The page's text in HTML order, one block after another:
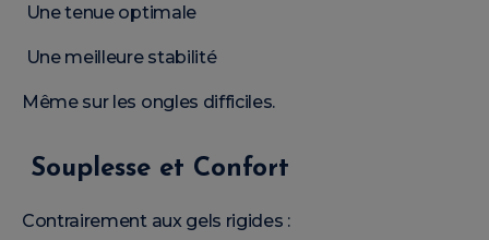
Une tenue optimale
Une meilleure stabilité
Même sur les ongles difficiles.
Souplesse et Confort
Contrairement aux gels rigides :